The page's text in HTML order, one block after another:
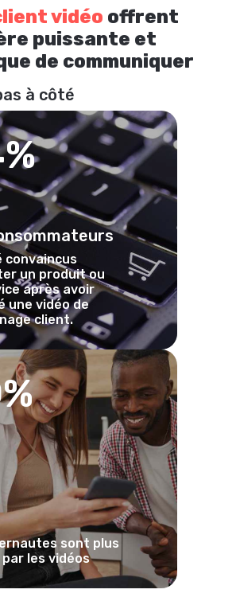
vidéo offrent
puissante et
de communiquer
à côté
convaincus
un produit ou
après avoir
une vidéo de
client.
sont plus
les vidéos